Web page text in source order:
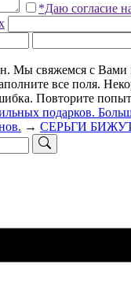
*Даю согласие
Мы свяжемся с
все поля.
Повторите
подарков.
→ СЕРЬГИ